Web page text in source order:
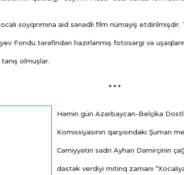
soyqırımına aid sənədli film nümayiş
Fondu tərəfindən hazırlanmış fotosərgi və
olmuşlar.
* * *
Həmin gün Azərbaycan-Belçika
Komissiyasının qarşısındakı Şuman
Cəmiyyətin sədri Ayhan Dəmirçinin
dəstək verdiyi mitinq zamanı